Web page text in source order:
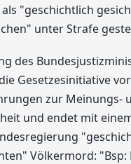
"geschichtlich
unter Strafe
des
Gesetzesinitiative
zur Meinungs-
und endet mit
Völkermord: "Bsp: